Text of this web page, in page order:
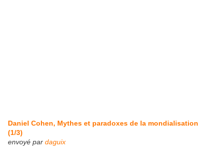
Daniel Cohen, Mythes et paradoxes de la mondialisation
(1/3)
envoyé par daguix